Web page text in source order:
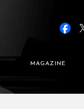
MAGAZINE